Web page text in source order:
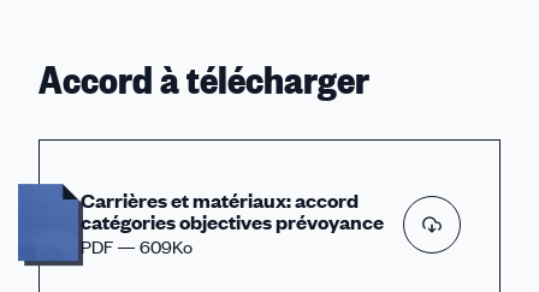
Linkedin
Facebook
Threads
Bluesky
email
Accord à télécharger
Carrières et matériaux: accord
catégories objectives prévoyance
PDF — 609Ko